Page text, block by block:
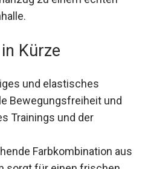
zu einem echten
Kürze
und elastisches
Bewegungsfreiheit und
Trainings und der
Farbkombination